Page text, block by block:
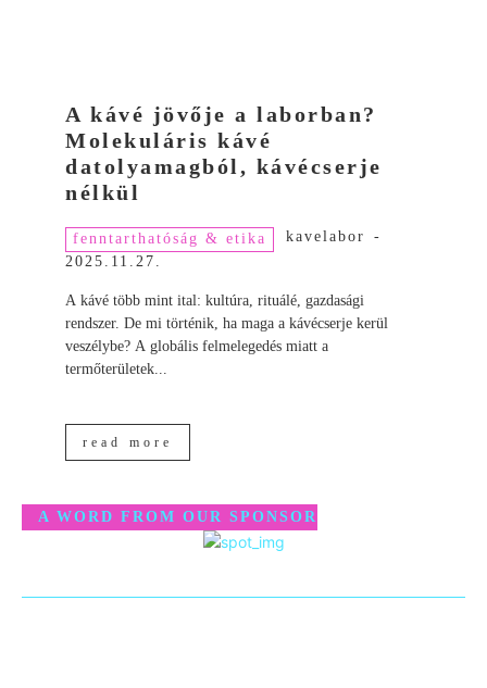
A kávé jövője a laborban?
Molekuláris kávé
datolyamagból, kávécserje
nélkül
fenntarthatóság & etika kavelabor
-
2025.11.27.
A kávé több mint ital: kultúra, rituálé, gazdasági
rendszer. De mi történik, ha maga a kávécserje kerül
veszélybe? A globális felmelegedés miatt a
termőterületek...
read more
A WORD FROM OUR SPONSOR